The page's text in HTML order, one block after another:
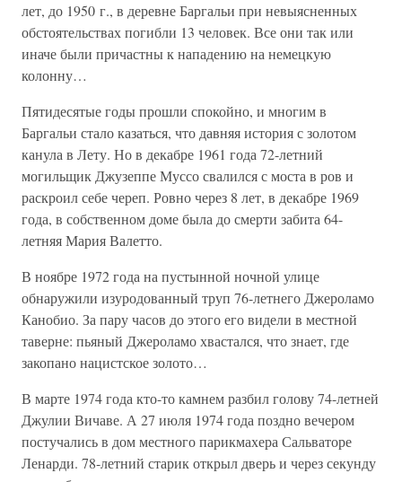
лет, до 1950 г., в деревне Баргальи при невыясненных
обстоятельствах погибли 13 человек. Все они так или
иначе были причастны к нападению на немецкую
колонну…
Пятидесятые годы прошли спокойно, и многим в
Баргальи стало казаться, что давняя история с золотом
канула в Лету. Но в декабре 1961 года 72-летний
могильщик Джузеппе Муссо свалился с моста в ров и
раскроил себе череп. Ровно через 8 лет, в декабре 1969
года, в собственном доме была до смерти забита 64-
летняя Мария Валетто.
В ноябре 1972 года на пустынной ночной улице
обнаружили изуродованный труп 76-летнего Джероламо
Канобио. За пару часов до этого его видели в местной
таверне: пьяный Джероламо хвастался, что знает, где
закопано нацистское золото…
В марте 1974 года кто-то камнем разбил голову 74-летней
Джулии Вичаве. А 27 июля 1974 года поздно вечером
постучались в дом местного парикмахера Сальваторе
Ленарди. 78-летний старик открыл дверь и через секунду